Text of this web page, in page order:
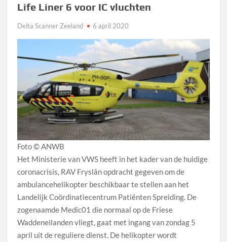
Life Liner 6 voor IC vluchten
Delta Scanner Zeeland 6 april 2020
Foto © ANWB
Het Ministerie van VWS heeft in het kader van de huidige
coronacrisis, RAV Fryslân opdracht gegeven om de
ambulancehelikopter beschikbaar te stellen aan het
Landelijk Coördinatiecentrum Patiënten Spreiding. De
zogenaamde Medic01 die normaal op de Friese
Waddeneilanden vliegt, gaat met ingang van zondag 5
april uit de reguliere dienst. De helikopter wordt